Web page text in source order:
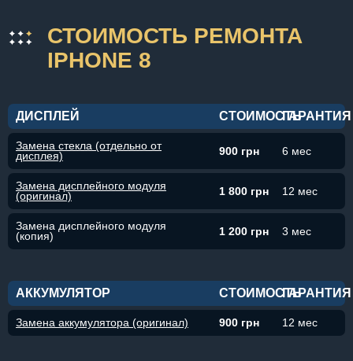
СТОИМОСТЬ РЕМОНТА
IPHONE 8
ДИСПЛЕЙ СТОИМОСТЬГАРАНТИЯ
Замена стекла (отдельно от
дисплея)
900 грн 6 мес
Замена дисплейного модуля
(оригинал)
1 800 грн 12 мес
Замена дисплейного модуля
(копия)
1 200 грн 3 мес
АККУМУЛЯТОР СТОИМОСТЬГАРАНТИЯ
Замена аккумулятора (оригинал) 900 грн 12 мес